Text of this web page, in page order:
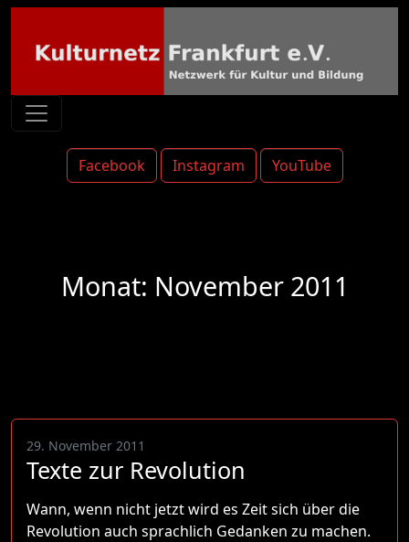
Facebook Instagram YouTube
Monat: November 2011
29. November 2011
Texte zur Revolution
Wann, wenn nicht jetzt wird es Zeit sich über die
Revolution auch sprachlich Gedanken zu machen.